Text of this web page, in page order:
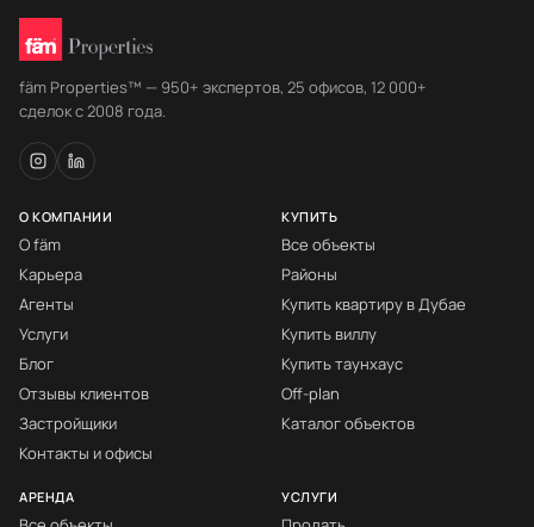
fäm Properties™ — 950+ экспертов, 25 офисов, 12 000+
сделок с 2008 года.
О КОМПАНИИ
О fäm
Карьера
Агенты
Услуги
Блог
Отзывы клиентов
Застройщики
Контакты и офисы
КУПИТЬ
Все объекты
Районы
Купить квартиру в Дубае
Купить виллу
Купить таунхаус
Off-plan
Каталог объектов
АРЕНДА УСЛУГИ